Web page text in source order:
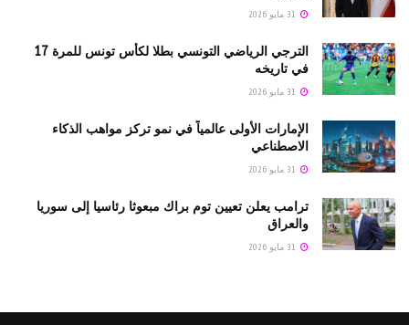
الترجي الرياضي التونسي بطلا لكأس تونس للمرة 17
في تاريخه
الإمارات الأولى عالمياً في نمو تركز مواهب الذكاء
الاصطناعي
ترامب يعلن تعيين توم براك مبعوثا رئاسيا إلى سوريا
والعراق